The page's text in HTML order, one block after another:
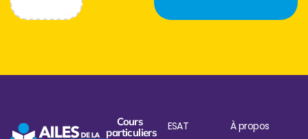
Cours
particuliers
ESAT
À propos